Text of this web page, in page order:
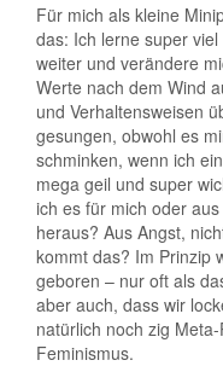
Für mich als kleine
das: Ich lerne super
weiter und verändere
Werte nach dem Wind
und Verhaltensweisen
gesungen, obwohl es
schminken, wenn ich
mega geil und super
ich es für mich oder
heraus? Aus Angst,
kommt das? Im Prinzip
geboren – nur oft als
aber auch, dass wir
natürlich noch zig
Feminismus.